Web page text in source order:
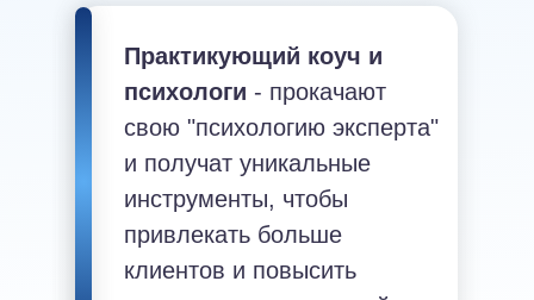
Практикующий коуч и
психологи - прокачают
свою "психологию эксперта"
и получат уникальные
инструменты, чтобы
привлекать больше
клиентов и повысить